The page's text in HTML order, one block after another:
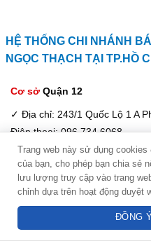
HỆ THỐNG CHI NHÁNH
NGỌC THẠCH TẠI TP.HỒ
Cơ sở Quận 12
✓ Địa chỉ: 243/1 Quốc Lộ 1 A
Điện thoại: 096 734 6068
Cơ sởQuận 12
✓ Địa chỉ: Số 43J2 Đường
Hưng Thuận, Quận 12
✓ Điện
Trang web này sử dụng
của bạn, cho phép bạn chia sẻ
lưu lượng truy cập vào trang
chỉnh dựa trên hoạt động duyệt
ĐỒNG
Kim Dung - Tư vấn
Hotline: 094 3838 278